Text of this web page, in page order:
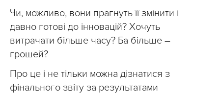
Чи, можливо, вони прагнуть її змінити і
давно готові до інновацій? Хочуть
витрачати більше часу? Ба більше –
грошей?
Про це і не тільки можна дізнатися з
фінального звіту за результатами